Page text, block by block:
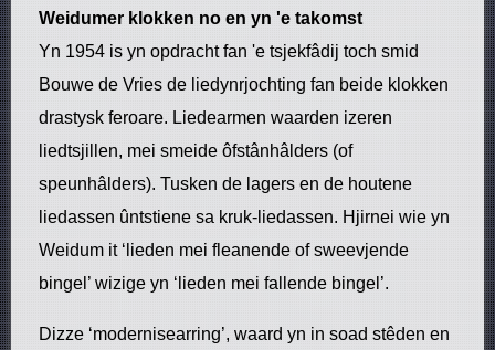
Weidumer klokken no en yn 'e takomst
Yn 1954 is yn opdracht fan 'e tsjekfâdij toch smid
Bouwe de Vries de liedynrjochting fan beide klokken
drastysk feroare. Liedearmen waarden izeren
liedtsjillen, mei smeide ôfstânhâlders (of
speunhâlders). Tusken de lagers en de houtene
liedassen ûntstiene sa kruk-liedassen. Hjirnei wie yn
Weidum it ‘lieden mei fleanende of sweevjende
bingel’ wizige yn ‘lieden mei fallende bingel’.
Dizze ‘modernisearring’, waard yn in soad stêden en